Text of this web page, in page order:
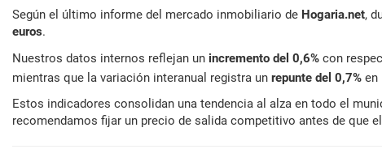
Según el último informe del mercado inmobiliario de Hogaria.net,
euros.
Nuestros datos internos reflejan un incremento del 0,6% con
mientras que la variación interanual registra un repunte del 0,7% en
Estos indicadores consolidan una tendencia al alza en todo el
recomendamos fijar un precio de salida competitivo antes de que